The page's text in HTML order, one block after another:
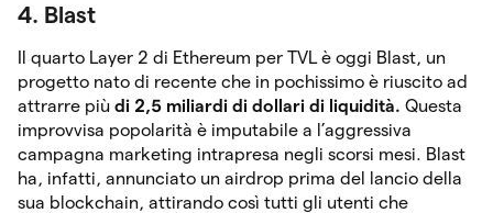
4. Blast
Il quarto Layer 2 di Ethereum per TVL è oggi Blast, un
progetto nato di recente che in pochissimo è riuscito ad
attrarre più di 2,5 miliardi di dollari di liquidità. Questa
improvvisa popolarità è imputabile a l’aggressiva
campagna marketing intrapresa negli scorsi mesi. Blast
ha, infatti, annunciato un airdrop prima del lancio della
sua blockchain, attirando così tutti gli utenti che